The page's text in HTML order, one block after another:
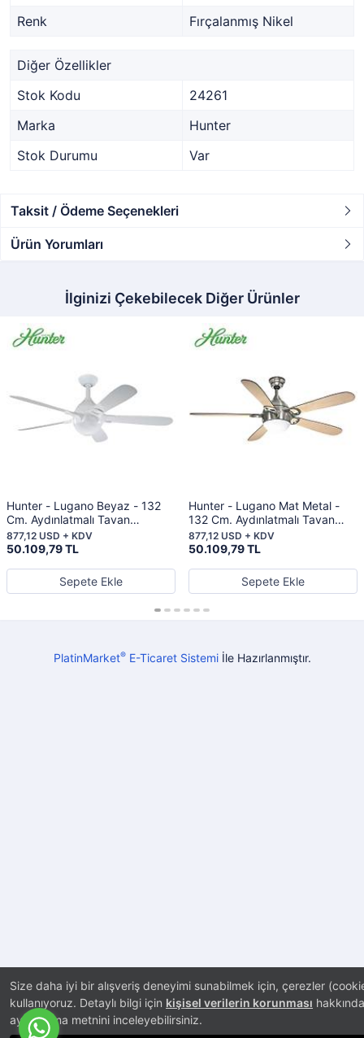
Size daha iyi bir alışveriş deneyimi sunabilmek için, çerezler
kullanıyoruz. Detaylı bilgi için kişisel verilerin korunması hakkında
aydınlatma metnini inceleyebilirsiniz.
Renk
Fırçalanmış Nikel
Diğer Özellikler
Stok Kodu
24261
Marka
Hunter
Stok Durumu
Var
Taksit / Ödeme Seçenekleri
Ürün Yorumları
İlginizi Çekebilecek Diğer Ürünler
Hunter - Lugano Beyaz - 132
Cm. Aydınlatmalı Tavan
Vantilatörü
50.109,79 TL
877,12 USD + KDV
Sepete Ekle
Hunter - Lugano Mat Metal -
132 Cm. Aydınlatmalı Tavan
Vantilatörü
50.109,79 TL
877,12 USD + KDV
Sepete Ekle
PlatinMarket®E-Ticaret Sistemiİle Hazırlanmıştır.